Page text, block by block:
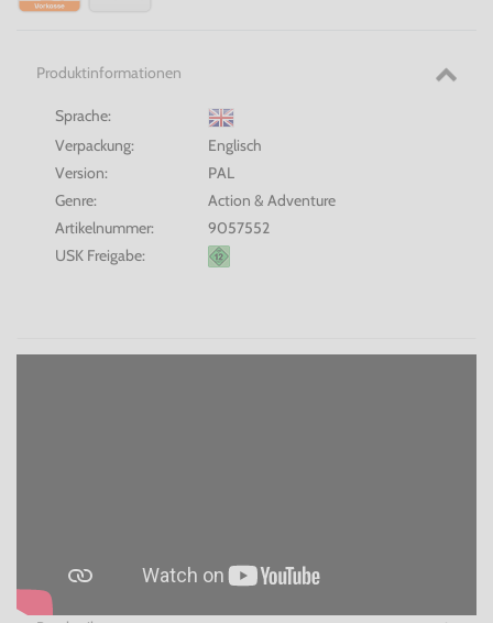
Produktinformationen
Sprache:
Verpackung:
Englisch
Version:
PAL
Genre:
Action & Adventure
Artikelnummer:
9057552
USK Freigabe: